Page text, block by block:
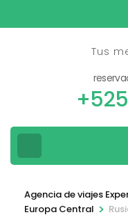
al
Tus
Agencia de viajes
Europa Central >